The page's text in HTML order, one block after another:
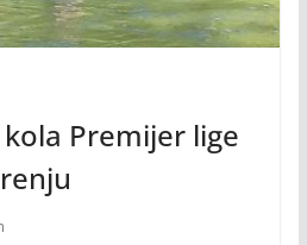
Premijer lige